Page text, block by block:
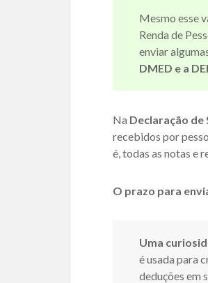
Mesmo esse
Renda de
enviar
DMED e a
Na Declaração de
recebidos por
é, todas as notas e
O prazo para
Uma
é usada para
deduções em